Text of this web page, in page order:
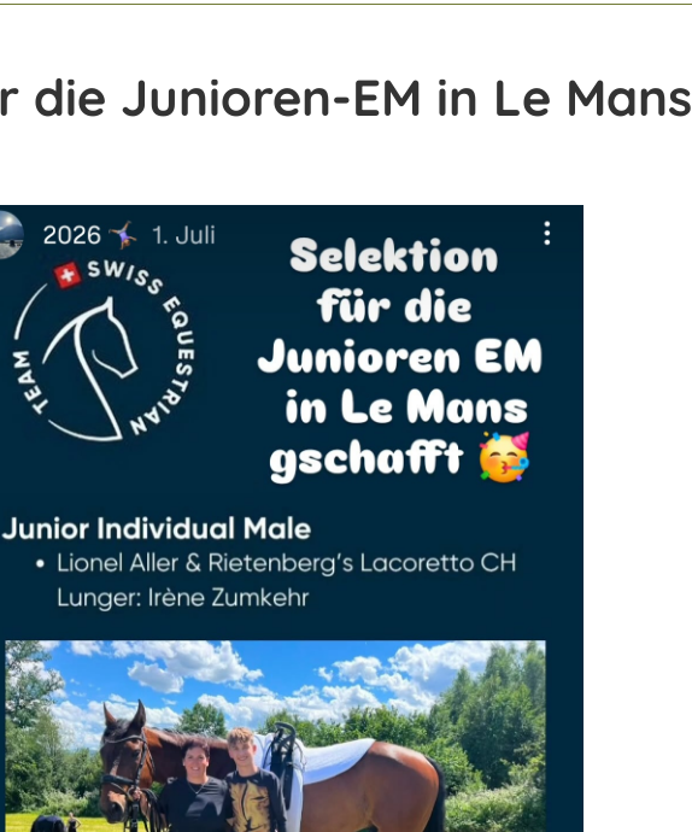
Junioren-EM in Le Mans